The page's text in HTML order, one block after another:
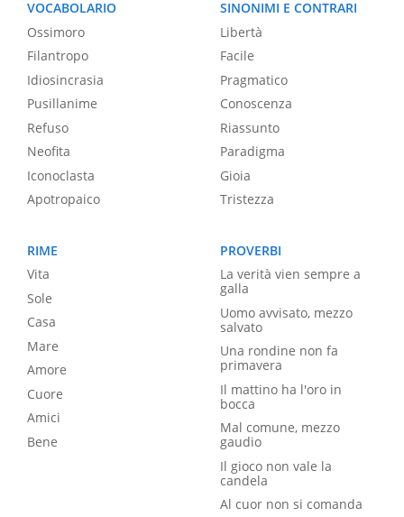
VOCABOLARIO
Ossimoro
Filantropo
Idiosincrasia
Pusillanime
Refuso
Neofita
Iconoclasta
Apotropaico
SINONIMI E CONTRARI
Libertà
Facile
Pragmatico
Conoscenza
Riassunto
Paradigma
Gioia
Tristezza
RIME
Vita
Sole
Casa
Mare
Amore
Cuore
Amici
Bene
PROVERBI
La verità vien sempre a
galla
Uomo avvisato, mezzo
salvato
Una rondine non fa
primavera
Il mattino ha l'oro in
bocca
Mal comune, mezzo
gaudio
Il gioco non vale la
candela
Al cuor non si comanda